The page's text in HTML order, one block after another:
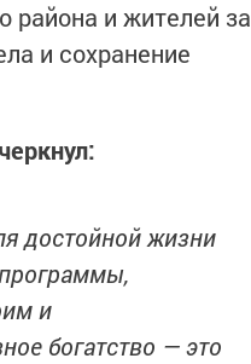
района и жителей за
и сохранение
достойной жизни
и
богатство — это